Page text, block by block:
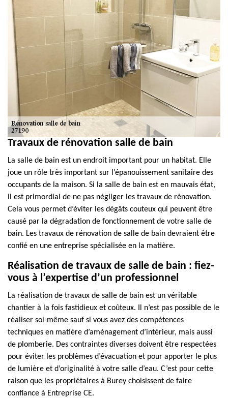
Travaux de rénovation salle de bain
La salle de bain est un endroit important pour un habitat. Elle
joue un rôle très important sur l’épanouissement sanitaire des
occupants de la maison. Si la salle de bain est en mauvais état,
il est primordial de ne pas négliger les travaux de rénovation.
Cela vous permet d’éviter les dégâts couteux qui peuvent être
causé par la dégradation de fonctionnement de votre salle de
bain. Les travaux de rénovation de salle de bain devraient être
confié en une entreprise spécialisée en la matière.
Réalisation de travaux de salle de bain : fiez-
vous à l’expertise d’un professionnel
La réalisation de travaux de salle de bain est un véritable
chantier à la fois fastidieux et coûteux. Il n’est pas possible de le
réaliser soi-même sauf si vous avez des compétences
techniques en matière d’aménagement d’intérieur, mais aussi
de plomberie. Des contraintes diverses doivent être respectées
pour éviter les problèmes d’évacuation et pour apporter le plus
de lumière et d’originalité à votre salle d’eau. C’est pour cette
raison que les propriétaires à Burey choisissent de faire
confiance à Entreprise CE.